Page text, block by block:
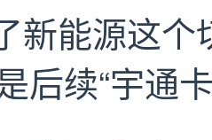
新能源这
后续“宇通